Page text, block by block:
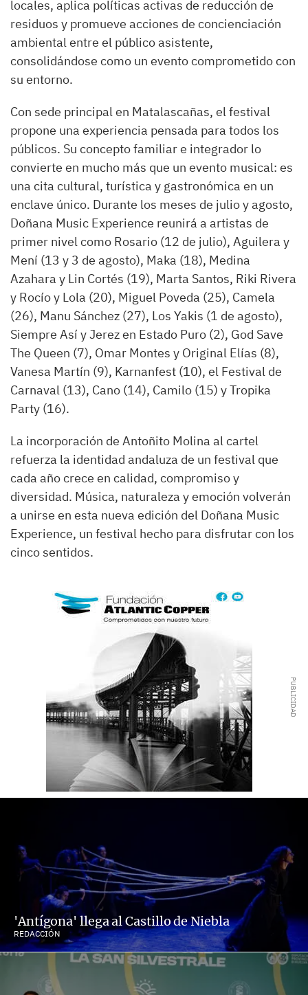
locales, aplica políticas activas de reducción de
residuos y promueve acciones de concienciación
ambiental entre el público asistente,
consolidándose como un evento comprometido con
su entorno.
Con sede principal en Matalascañas, el festival
propone una experiencia pensada para todos los
públicos. Su concepto familiar e integrador lo
convierte en mucho más que un evento musical: es
una cita cultural, turística y gastronómica en un
enclave único. Durante los meses de julio y agosto,
Doñana Music Experience reunirá a artistas de
primer nivel como Rosario (12 de julio), Aguilera y
Mení (13 y 3 de agosto), Maka (18), Medina
Azahara y Lin Cortés (19), Marta Santos, Riki Rivera
y Rocío y Lola (20), Miguel Poveda (25), Camela
(26), Manu Sánchez (27), Los Yakis (1 de agosto),
Siempre Así y Jerez en Estado Puro (2), God Save
The Queen (7), Omar Montes y Original Elías (8),
Vanesa Martín (9), Karnanfest (10), el Festival de
Carnaval (13), Cano (14), Camilo (15) y Tropika
Party (16).
La incorporación de Antoñito Molina al cartel
refuerza la identidad andaluza de un festival que
cada año crece en calidad, compromiso y
diversidad. Música, naturaleza y emoción volverán
a unirse en esta nueva edición del Doñana Music
Experience, un festival hecho para disfrutar con los
cinco sentidos.
'Antígona' llega al Castillo de Niebla
REDACCIÓN